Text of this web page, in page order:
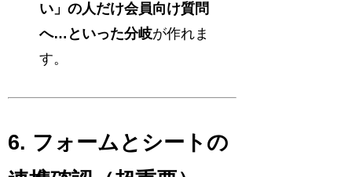
い」の人だけ会員向け質問
へ…といった分岐が作れま
す。
6. フォームとシートの